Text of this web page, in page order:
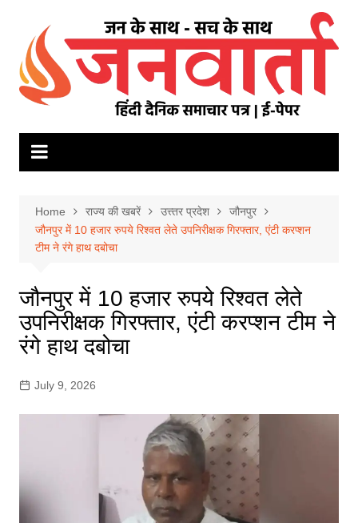
content
Home राज्य की खबरें उत्त्तर प्रदेश
जौनपुर
जौनपुर में 10 हजार रुपये रिश्वत लेते उपनिरीक्षक गिरफ्तार, एंटी करप्शन
टीम ने रंगे हाथ दबोचा
जौनपुर में 10 हजार रुपये रिश्वत लेते
उपनिरीक्षक गिरफ्तार, एंटी करप्शन टीम ने
रंगे हाथ दबोचा
July 9, 2026